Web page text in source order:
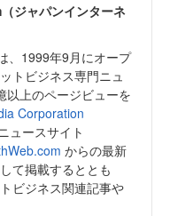
ジャパンインターネ
、1999年9月にオープ
トビジネス専門ニュ
以上のページビューを
Corporation
ュースサイト
からの最新
て掲載するととも
ビジネス関連記事や